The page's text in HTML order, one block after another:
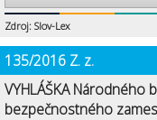
Zdroj: Slov-Lex
135/2016 Z. z.
VYHLÁŠKA
bezpečnostného